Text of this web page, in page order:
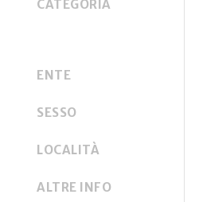
CATEGORIA
ENTE
SESSO
LOCALITÀ
ALTRE INFO